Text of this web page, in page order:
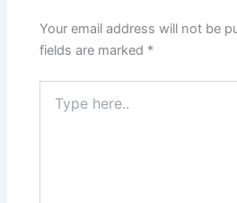
Your email address will not be
fields are marked *
here..